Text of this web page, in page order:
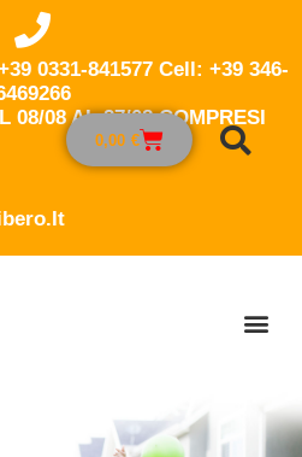
0331-841577 Cell: +39 346-
08/08 AL 27/08 COMPRESI
0,00 €